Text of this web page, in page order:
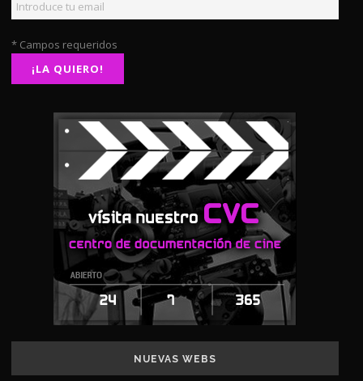
* Campos requeridos
NUEVAS WEBS